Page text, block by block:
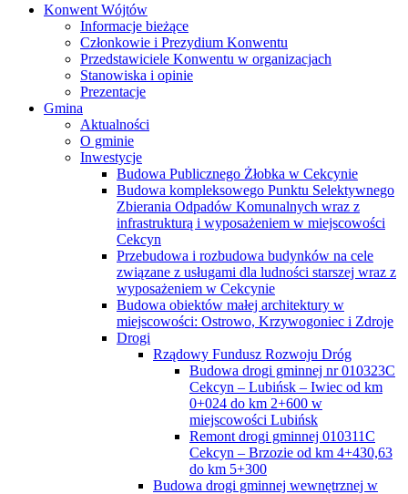
Konwent Wójtów
Informacje bieżące
Członkowie i Prezydium Konwentu
Przedstawiciele Konwentu w organizacjach
Stanowiska i opinie
Prezentacje
Gmina
Aktualności
O gminie
Inwestycje
Budowa Publicznego Żłobka w Cekcynie
Budowa kompleksowego Punktu Selektywnego
Zbierania Odpadów Komunalnych wraz z
infrastrukturą i wyposażeniem w miejscowości
Cekcyn
Przebudowa i rozbudowa budynków na cele
związane z usługami dla ludności starszej wraz z
wyposażeniem w Cekcynie
Budowa obiektów małej architektury w
miejscowości: Ostrowo, Krzywogoniec i Zdroje
Drogi
Rządowy Fundusz Rozwoju Dróg
Budowa drogi gminnej nr 010323C
Cekcyn – Lubińsk – Iwiec od km
0+024 do km 2+600 w
miejscowości Lubińsk
Remont drogi gminnej 010311C
Cekcyn – Brzozie od km 4+430,63
do km 5+300
Budowa drogi gminnej wewnętrznej w